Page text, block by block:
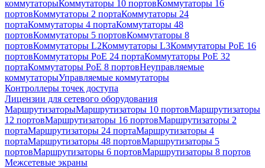
коммутаторыКоммутаторы 10 портовКоммутаторы 16
портовКоммутаторы 2 портаКоммутаторы 24
портаКоммутаторы 4 портаКоммутаторы 48
портовКоммутаторы 5 портовКоммутаторы 8
портовКоммутаторы L2Коммутаторы L3Коммутаторы PoE 16
портовКоммутаторы PoE 24 портаКоммутаторы PoE 32
портаКоммутаторы PoE 8 портовНеуправляемые
коммутаторыУправляемые коммутаторы
Контроллеры точек доступа
Лицензии для сетевого оборудования
МаршрутизаторыМаршрутизаторы 10 портовМаршрутизаторы
12 портовМаршрутизаторы 16 портовМаршрутизаторы 2
портаМаршрутизаторы 24 портаМаршрутизаторы 4
портаМаршрутизаторы 48 портовМаршрутизаторы 5
портовМаршрутизаторы 6 портовМаршрутизаторы 8 портов
Межсетевые экраны